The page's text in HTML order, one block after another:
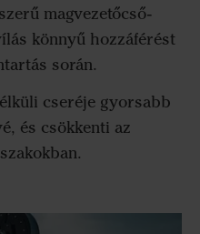
magvezetőcső-
könnyű hozzáférést
során.
cseréje gyorsabb
és csökkenti az